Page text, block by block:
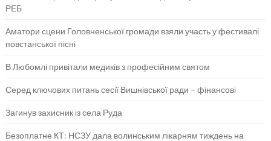
РЕБ
Аматори сцени Головненської громади взяли участь у фестивалі
повстанської пісні
В Любомлі привітали медиків з професійним святом
Серед ключових питань сесії Вишнівської ради – фінансові
Загинув захисник із села Руда
Безоплатне КТ: НСЗУ дала волинським лікарням тиждень на